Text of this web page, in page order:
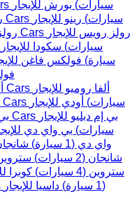
سيارات) بورش
سيارات) رينو
رولز رويس
سيارات) سكودا
سيارة) فولكس فاغن
ألفا روميو
سيارات) أودي
بي إم دبليو
سيارات) بي واي دي
واي دي (
1 سيارة)
شانجان (
2 سيارات)
ستروين (
4 سيارات) كوبرا
(
1 سيارة) داسيا